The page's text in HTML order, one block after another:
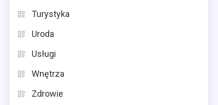
Turystyka
Uroda
Usługi
Wnętrza
Zdrowie